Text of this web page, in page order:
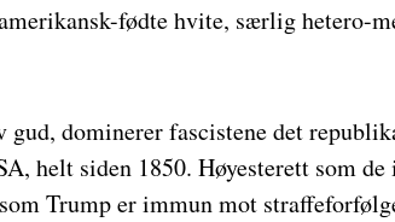
fødte hvite, særlig hetero-
gud, dominerer fascistene det
helt siden 1850. Høyesterett som de
Trump er immun mot